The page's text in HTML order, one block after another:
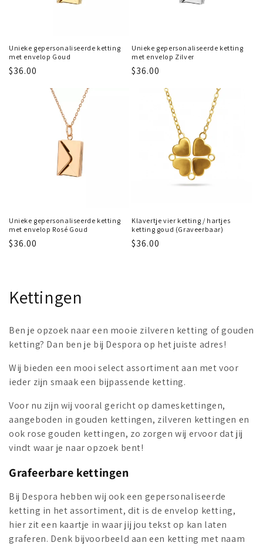
Unieke gepersonaliseerde ketting
met envelop Goud
Regular
$36.00
Unieke gepersonaliseerde ketting
met envelop Zilver
Regular
$36.00
Unieke gepersonaliseerde ketting
met envelop Rosé Goud
Regular
$36.00
Klavertje vier ketting / hartjes
ketting goud (Graveerbaar)
Regular
$36.00
C
l
l
e
c
t
i
o
n
:
Kettingen
Ben je opzoek naar een mooie zilveren ketting of gouden
ketting? Dan ben je bij Despora op het juiste adres!
Wij bieden een mooi select assortiment aan met voor
ieder zijn smaak een bijpassende ketting.
Voor nu zijn wij vooral gericht op dameskettingen,
aangeboden in gouden kettingen, zilveren kettingen en
ook rose gouden kettingen, zo zorgen wij ervoor dat jij
vindt waar je naar opzoek bent!
Grafeerbare kettingen
Bij Despora hebben wij ook een gepersonaliseerde
ketting in het assortiment, dit is de envelop ketting,
hier zit een kaartje in waar jij jou tekst op kan laten
graferen. Denk bijvoorbeeld aan een ketting met naam